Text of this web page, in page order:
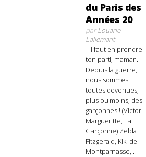
du Paris des
Années 20
parLouane
Lallemant
- Il faut en prendre
ton parti, maman.
Depuis la guerre,
nous sommes
toutes devenues,
plus ou moins, des
garçonnes ! (Victor
Margueritte, La
Garçonne) Zelda
Fitzgerald, Kiki de
Montparnasse,...